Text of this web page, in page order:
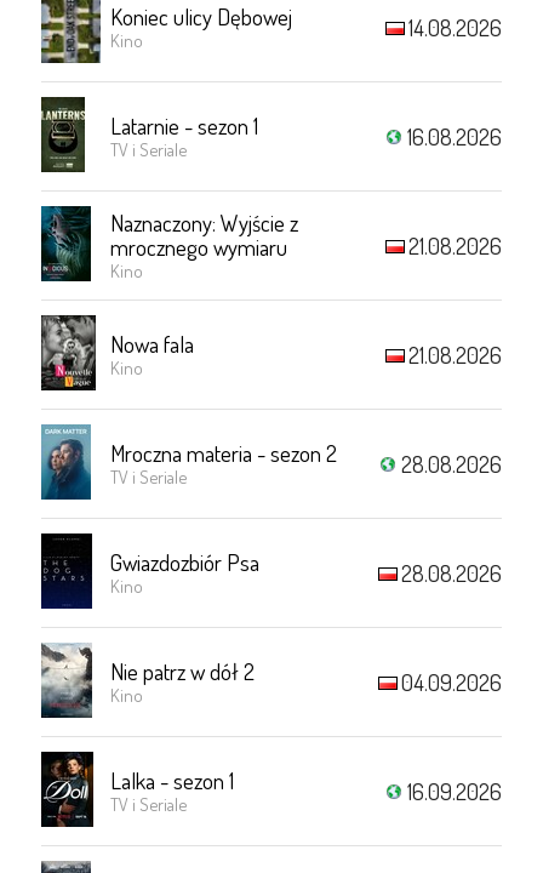
Koniec ulicy Dębowej
Kino 14.08.2026
Latarnie - sezon 1
TV i Seriale 16.08.2026
Naznaczony: Wyjście z
mrocznego wymiaru
Kino
21.08.2026
Nowa fala
Kino 21.08.2026
Mroczna materia - sezon 2
TV i Seriale 28.08.2026
Gwiazdozbiór Psa
Kino 28.08.2026
Nie patrz w dół 2
Kino 04.09.2026
Lalka - sezon 1
TV i Seriale 16.09.2026